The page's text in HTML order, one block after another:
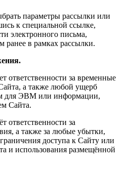
параметры рассылки или
к специальной ссылке,
электронного письма,
ранее в рамках рассылки.
ответственности за временные
а также любой ущерб
для ЭВМ или информации,
Сайта.
ответственности за
а также за любые убытки,
доступа к Сайту или
и использования размещённой